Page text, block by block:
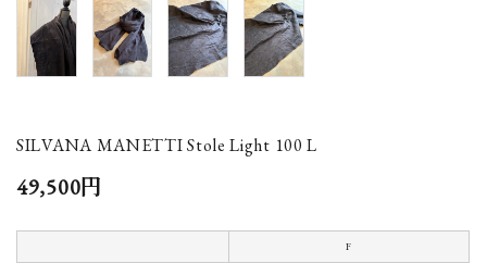
SILVANA MANETTI Stole Light 100 L
49,500円
F